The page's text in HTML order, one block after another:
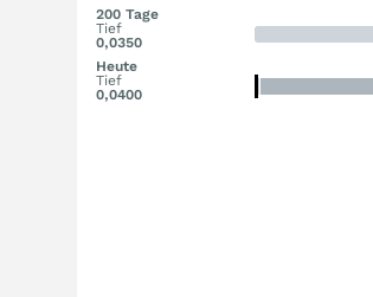
200 Tage
Tief
0,0350
Heute
Tief
0,0400